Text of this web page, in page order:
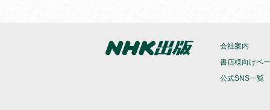
会社案内
書店様向けペ
公式SNS一覧